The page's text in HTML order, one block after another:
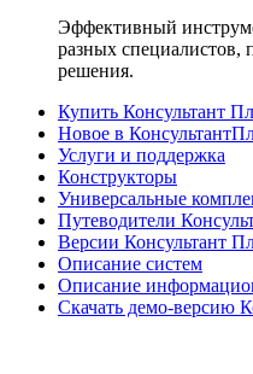
Эффективный
разных
решения.
Купить Консультант
Новое в
Услуги и поддержка
Конструкторы
Универсальные
Путеводители
Версии Консультант
Описание систем
Описание
Скачать демо-версию